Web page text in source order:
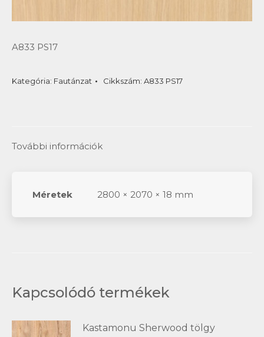
A833 PS17
Kategória: Fautánzat Cikkszám: A833 PS17
További információk
Méretek 2800 × 2070 × 18 mm
Kapcsolódó termékek
Kastamonu Sherwood tölgy